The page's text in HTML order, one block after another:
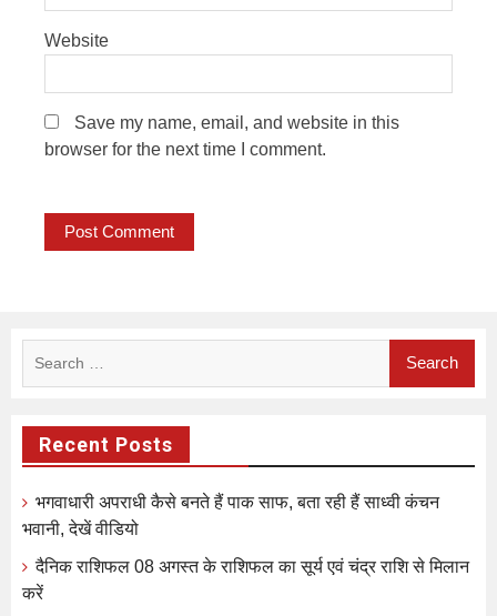
Website
Save my name, email, and website in this
browser for the next time I comment.
Recent Posts
भगवाधारी अपराधी कैसे बनते हैं पाक साफ, बता रही हैं साध्वी कंचन
भवानी, देखें वीडियो
दैनिक राशिफल 08 अगस्त के राशिफल का सूर्य एवं चंद्र राशि से मिलान
करें